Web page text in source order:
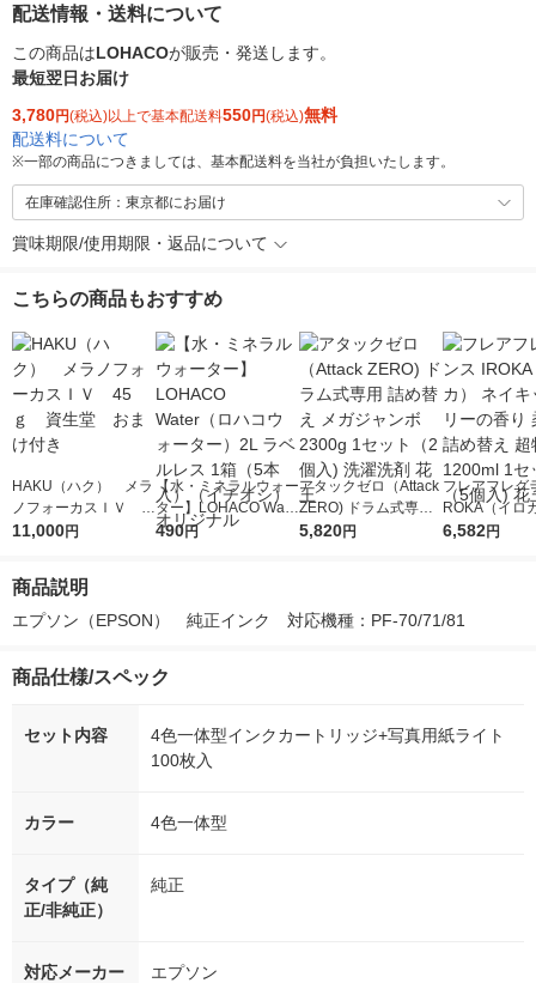
配送情報・送料について
この商品はLOHACOが販売・発送します。
最短翌日お届け
3,780円(税込)以上で基本配送料550円(税込)無料
配送料について
※一部の商品につきましては、基本配送料を当社が負担いたします。
在庫確認住所：東京都にお届け
賞味期限/使用期限・返品について
こちらの商品もおすすめ
HAKU（ハク） メラ
ノフォーカスＩＶ 4
5ｇ 資生堂 おまけ
11,000円
【水・ミネラルウォー
ター】LOHACO Wate
r（ロハコウォータ
490円
アタックゼロ（Attack
ZERO) ドラム式専用
詰め替え メガジャン
5,820円
フレアフレグ
ROKA（イロ
イキッドリリ
6,582円
商品説明
エプソン（EPSON）　純正インク　対応機種：PF-70/71/81
商品仕様/スペック
セット内容
4色一体型インクカートリッジ+写真用紙ライト
100枚入
カラー 4色一体型
タイプ（純
正/非純正）
純正
対応メーカー エプソン